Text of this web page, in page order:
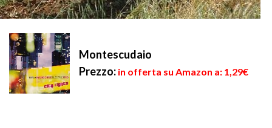
Montescudaio
Prezzo: in offerta su Amazon a: 1,29€